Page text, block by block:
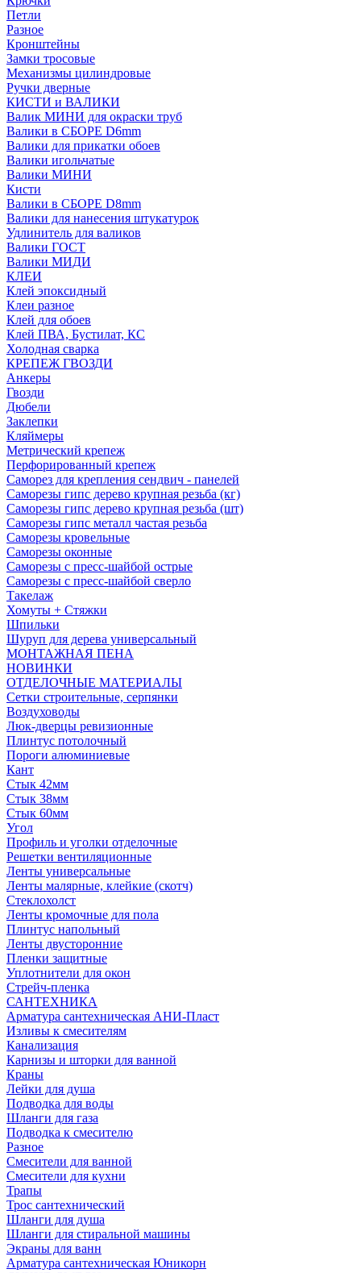
Петли
Разное
Кронштейны
Замки тросовые
Механизмы цилиндровые
Ручки дверные
КИСТИ и ВАЛИКИ
Валик МИНИ для окраски труб
Валики в СБОРЕ D6mm
Валики для прикатки обоев
Валики игольчатые
Валики МИНИ
Кисти
Валики в СБОРЕ D8mm
Валики для нанесения штукатурок
Удлинитель для валиков
Валики ГОСТ
Валики МИДИ
КЛЕИ
Клей эпоксидный
Клеи разное
Клей для обоев
Клей ПВА, Бустилат, КС
Холодная сварка
КРЕПЕЖ ГВОЗДИ
Анкеры
Гвозди
Дюбели
Заклепки
Кляймеры
Метрический крепеж
Перфорированный крепеж
Саморез для крепления сендвич - панелей
Саморезы гипс дерево крупная резьба (кг)
Саморезы гипс дерево крупная резьба (шт)
Саморезы гипс металл частая резьба
Саморезы кровельные
Саморезы оконные
Саморезы с пресс-шайбой острые
Саморезы с пресс-шайбой сверло
Такелаж
Хомуты + Стяжки
Шпильки
Шуруп для дерева универсальный
МОНТАЖНАЯ ПЕНА
НОВИНКИ
ОТДЕЛОЧНЫЕ МАТЕРИАЛЫ
Сетки строительные, серпянки
Воздуховоды
Люк-дверцы ревизионные
Плинтус потолочный
Пороги алюминиевые
Кант
Стык 42мм
Стык 38мм
Стык 60мм
Угол
Профиль и уголки отделочные
Решетки вентиляционные
Ленты универсальные
Ленты малярные, клейкие (скотч)
Стеклохолст
Ленты кромочные для пола
Плинтус напольный
Ленты двусторонние
Пленки защитные
Уплотнители для окон
Стрейч-пленка
САНТЕХНИКА
Арматура сантехническая АНИ-Пласт
Изливы к смесителям
Канализация
Карнизы и шторки для ванной
Краны
Лейки для душа
Подводка для воды
Шланги для газа
Подводка к смесителю
Разное
Смесители для ванной
Смесители для кухни
Трапы
Трос сантехнический
Шланги для душа
Шланги для стиральной машины
Экраны для ванн
Арматура сантехническая Юникорн